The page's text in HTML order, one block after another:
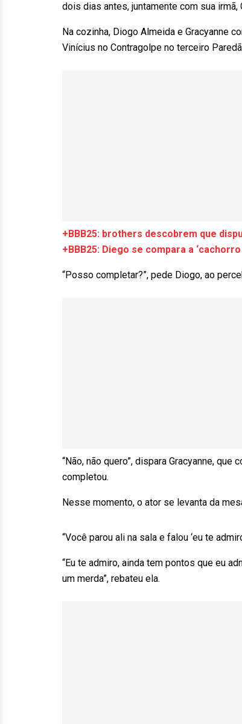
dois dias antes, juntamente com sua irmã,
Na cozinha, Diogo Almeida e Gracyanne
Vinícius no Contragolpe no terceiro
+BBB25: brothers descobrem que
+BBB25: Diego se compara a
“Posso completar?”, pede Diogo, ao
“Não, não quero”, dispara Gracyanne, que
completou.
Nesse momento, o ator se levanta da
“Você parou ali na sala e falou ‘eu te
“Eu te admiro, ainda tem pontos que eu
um merda”, rebateu ela.